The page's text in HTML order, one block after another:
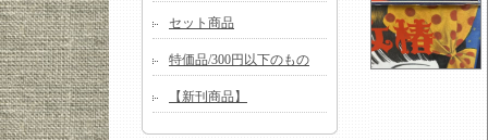
セット商品
特価品/300円以下のもの
【新刊商品】